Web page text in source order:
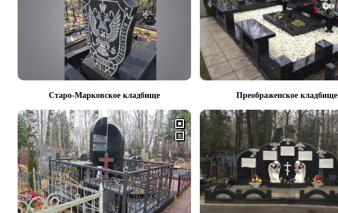
Старо-Марковское кладбище Преображенское кладбище